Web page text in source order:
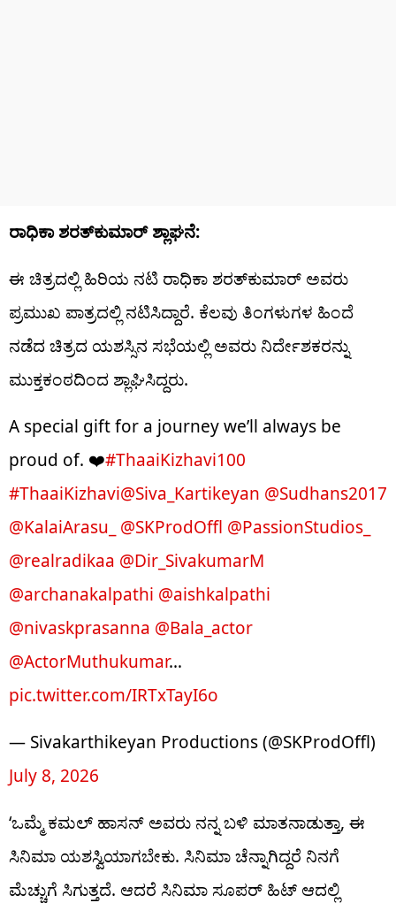
ರಾಧಿಕಾ ಶರತ್‌ಕುಮಾರ್ ಶ್ಲಾಘನೆ:
ಈ ಚಿತ್ರದಲ್ಲಿ ಹಿರಿಯ ನಟಿ ರಾಧಿಕಾ ಶರತ್‌ಕುಮಾರ್ ಅವರು
ಪ್ರಮುಖ ಪಾತ್ರದಲ್ಲಿ ನಟಿಸಿದ್ದಾರೆ. ಕೆಲವು ತಿಂಗಳುಗಳ ಹಿಂದೆ
ನಡೆದ ಚಿತ್ರದ ಯಶಸ್ಸಿನ ಸಭೆಯಲ್ಲಿ ಅವರು ನಿರ್ದೇಶಕರನ್ನು
ಮುಕ್ತಕಂಠದಿಂದ ಶ್ಲಾಘಿಸಿದ್ದರು.
A special gift for a journey we’ll always be
proud of. ❤️#ThaaiKizhavi100
#ThaaiKizhavi@Siva_Kartikeyan @Sudhans2017
@KalaiArasu_ @SKProdOffl @PassionStudios_
@realradikaa @Dir_SivakumarM
@archanakalpathi @aishkalpathi
@nivaskprasanna @Bala_actor
@ActorMuthukumar…
pic.twitter.com/IRTxTayI6o
— Sivakarthikeyan Productions (@SKProdOffl)
July 8, 2026
‘ಒಮ್ಮೆ ಕಮಲ್ ಹಾಸನ್ ಅವರು ನನ್ನ ಬಳಿ ಮಾತನಾಡುತ್ತಾ, ಈ
ಸಿನಿಮಾ ಯಶಸ್ವಿಯಾಗಬೇಕು. ಸಿನಿಮಾ ಚೆನ್ನಾಗಿದ್ದರೆ ನಿನಗೆ
ಮೆಚ್ಚುಗೆ ಸಿಗುತ್ತದೆ. ಆದರೆ ಸಿನಿಮಾ ಸೂಪರ್ ಹಿಟ್ ಆದಲ್ಲಿ